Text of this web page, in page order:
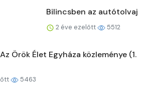
Bilincsben az autótolvaj
2 éve ezelőtt 5512
Örök Élet Egyháza közleménye (1.
5463